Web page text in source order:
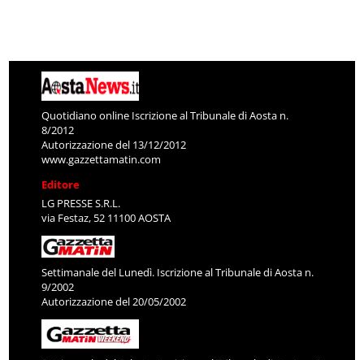
Quotidiano online Iscrizione al Tribunale di Aosta n.
8/2012
Autorizzazione del 13/12/2012
www.gazzettamatin.com
Editore
LG PRESSE S.R.L.
via Festaz, 52 11100 AOSTA
Settimanale del Lunedì. Iscrizione al Tribunale di Aosta n.
9/2002
Autorizzazione del 20/05/2002